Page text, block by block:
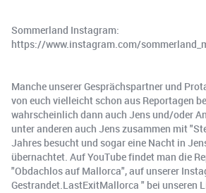
Sommerland Instagram:
https://www.instagram.com/
Manche unserer Gesprächspartner und
von euch vielleicht schon aus Reportagen
wahrscheinlich dann auch Jens und/oder
unter anderen auch Jens zusammen mit
Jahres besucht und sogar eine Nacht in
übernachtet. Auf YouTube findet man die
"Obdachlos auf Mallorca", auf unserer
Gestrandet.LastExitMallorca " bei unseren